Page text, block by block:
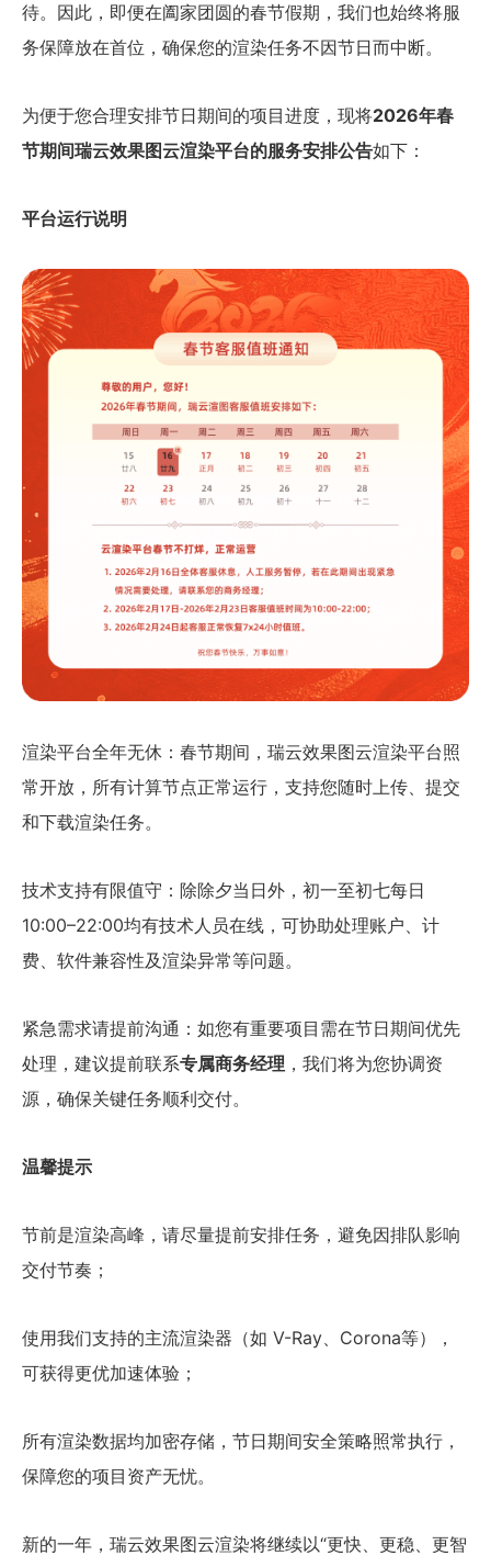
待。因此，即便在阖家团圆的春节假期，我们也始终将服
务保障放在首位，确保您的渲染任务不因节日而中断。
为便于您合理安排节日期间的项目进度，现将2026年春
节期间瑞云效果图云渲染平台的服务安排公告如下：
平台运行说明
渲染平台全年无休：春节期间，瑞云效果图云渲染平台照
常开放，所有计算节点正常运行，支持您随时上传、提交
和下载渲染任务。
技术支持有限值守：除除夕当日外，初一至初七每日
10:00–22:00均有技术人员在线，可协助处理账户、计
费、软件兼容性及渲染异常等问题。
紧急需求请提前沟通：如您有重要项目需在节日期间优先
处理，建议提前联系专属商务经理 ，我们将为您协调资
源，确保关键任务顺利交付。
温馨提示
节前是渲染高峰，请尽量提前安排任务，避免因排队影响
交付节奏；
使用我们支持的主流渲染器（如 V-Ray、Corona等），
可获得更优加速体验；
所有渲染数据均加密存储，节日期间安全策略照常执行，
保障您的项目资产无忧。
新的一年，瑞云效果图云渲染将继续以“更快、更稳、更智